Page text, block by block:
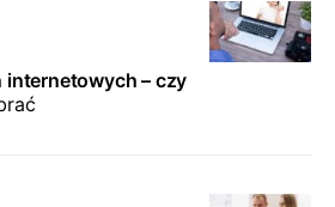
internetowych – czy